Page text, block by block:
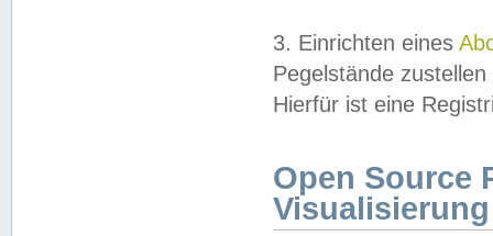
3. Einrichten eines
Pegelstände
Hierfür ist eine
Open Source
Visualisierung